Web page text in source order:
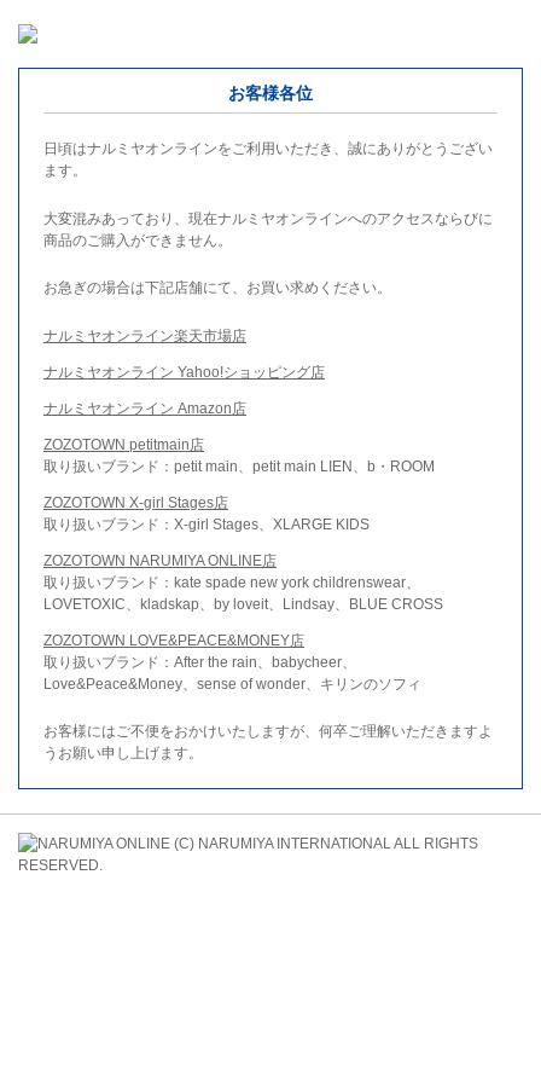
お客様各位
日頃はナルミヤオンラインをご利用いただき、誠にありがとうござい
ます。
大変混みあっており、現在ナルミヤオンラインへのアクセスならびに
商品のご購入ができません。
お急ぎの場合は下記店舗にて、お買い求めください。
ナルミヤオンライン楽天市場店
ナルミヤオンライン Yahoo!ショッピング店
ナルミヤオンライン Amazon店
ZOZOTOWN petitmain店
取り扱いブランド：petit main、petit main LIEN、b・ROOM
ZOZOTOWN X-girl Stages店
取り扱いブランド：X-girl Stages、XLARGE KIDS
ZOZOTOWN NARUMIYA ONLINE店
取り扱いブランド：kate spade new york childrenswear、
LOVETOXIC、kladskap、by loveit、Lindsay、BLUE CROSS
ZOZOTOWN LOVE&PEACE&MONEY店
取り扱いブランド：After the rain、babycheer、
Love&Peace&Money、sense of wonder、キリンのソフィ
お客様にはご不便をおかけいたしますが、何卒ご理解いただきますよ
うお願い申し上げます。